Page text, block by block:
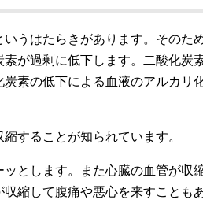
うはたらきがあります。そのた
が過剰に低下します。二酸化炭
素の低下による血液のアルカリ
することが知られています。
とします。また心臓の血管が収
縮して腹痛や悪心を来すことも